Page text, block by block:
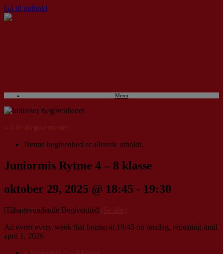
Gå til indhold
Menu
Denne begivenhed er allerede afholdt.
Juniormis Rytme 4 – 8 klasse
oktober 29, 2025 @ 18:45 - 19:30
|Tilbagevendende Begivenhed
An event every week that begins at 18:45 on onsdag, repeating until
april 1, 2026